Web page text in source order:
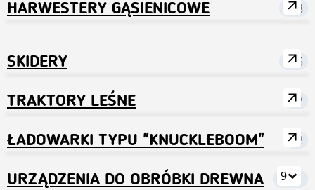
HARWESTERY GĄSIENICOWE 178
SKIDERY 145
TRAKTORY LEŚNE 97
ŁADOWARKI TYPU "KNUCKLEBOOM" 72
URZĄDZENIA DO OBRÓBKI DREWNA 2871
9